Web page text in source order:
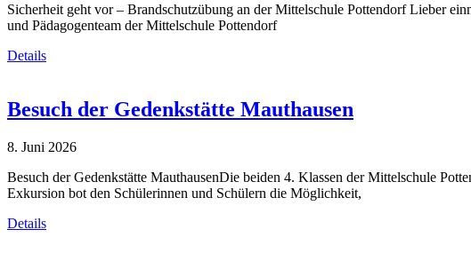
Sicherheit geht vor – Brandschutzübung an der Mittelschule Pottendorf Lieber
und Pädagogenteam der Mittelschule Pottendorf
Details
Besuch der Gedenkstätte Mauthausen
8. Juni 2026
Besuch der Gedenkstätte MauthausenDie beiden 4. Klassen der Mittelschule
Exkursion bot den Schülerinnen und Schülern die Möglichkeit,
Details